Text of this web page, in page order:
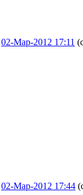
02-Мар-2012 17:11
02-Мар-2012 17:44